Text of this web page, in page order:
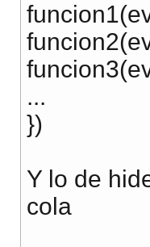
...
})
Y lo de
cola